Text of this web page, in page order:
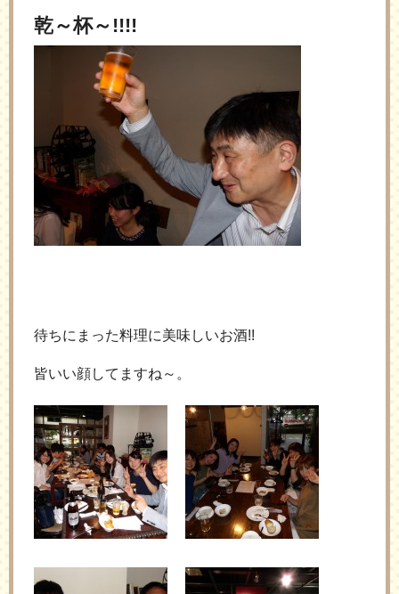
乾～杯～!!!!
待ちにまった料理に美味しいお酒!!
皆いい顔してますね～。